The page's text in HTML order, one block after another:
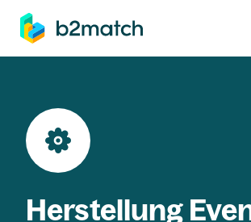
springen
Herstellung